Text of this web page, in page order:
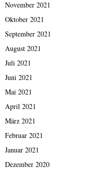
November 2021
Oktober 2021
September 2021
August 2021
Juli 2021
Juni 2021
Mai 2021
April 2021
März 2021
Februar 2021
Januar 2021
Dezember 2020